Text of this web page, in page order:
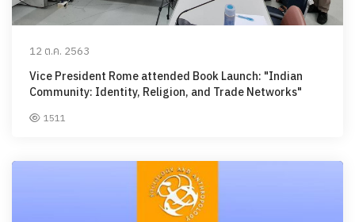
12 ต.ค. 2563
Vice President Rome attended Book Launch: "Indian
Community: Identity, Religion, and Trade Networks"
1511